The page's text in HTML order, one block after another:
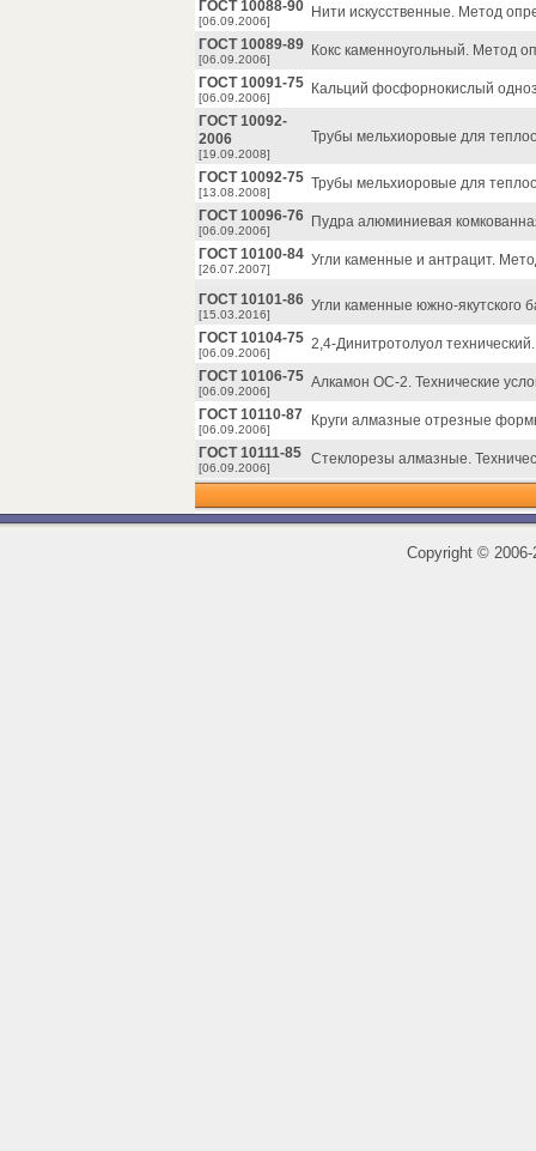
ГОСТ 10088-90
[06.09.2006]
Нити искусственные. Метод
ГОСТ 10089-89
[06.09.2006]
Кокс каменноугольный. Метод
ГОСТ 10091-75
[06.09.2006]
Кальций фосфорнокислый
ГОСТ 10092-
2006
[19.09.2008]
Трубы мельхиоровые для
ГОСТ 10092-75
[13.08.2008]
Трубы мельхиоровые для
ГОСТ 10096-76
[06.09.2006]
Пудра алюминиевая
ГОСТ 10100-84
[26.07.2007]
Угли каменные и антрацит.
ГОСТ 10101-86
[15.03.2016]
Угли каменные южно-якутского
ГОСТ 10104-75
[06.09.2006]
2,4-Динитротолуол
ГОСТ 10106-75
[06.09.2006]
Алкамон ОС-2. Технические
ГОСТ 10110-87
[06.09.2006]
Круги алмазные отрезные
ГОСТ 10111-85
[06.09.2006]
Стеклорезы алмазные.
Copyright ©